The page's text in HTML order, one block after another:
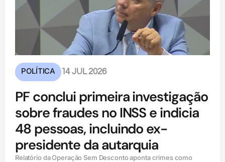
POLÍTICA 14 JUL 2026
PF conclui primeira investigação
sobre fraudes no INSS e indicia
48 pessoas, incluindo ex-
presidente da autarquia
Relatório da Operação Sem Desconto aponta crimes como